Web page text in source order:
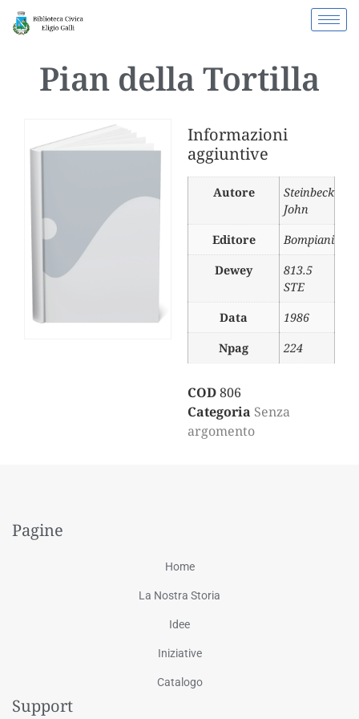
Pian della Tortilla
Informazioni
aggiuntive
Autore
Steinbeck
John
Editore
Bompiani
Dewey
813.5
STE
Data
1986
Npag
224
COD806
Categoria Senza
argomento
Pagine
Home
La Nostra Storia
Idee
Iniziative
Catalogo
Support